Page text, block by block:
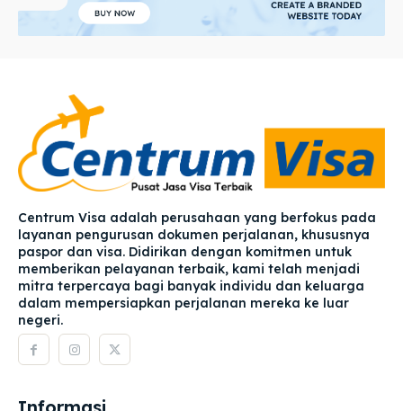
Centrum Visa adalah perusahaan yang berfokus pada
layanan pengurusan dokumen perjalanan, khususnya
paspor dan visa. Didirikan dengan komitmen untuk
memberikan pelayanan terbaik, kami telah menjadi
mitra terpercaya bagi banyak individu dan keluarga
dalam mempersiapkan perjalanan mereka ke luar
negeri.